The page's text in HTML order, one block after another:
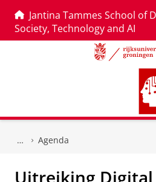
Jantina Tammes School of
Society, Technology and AI
Agenda
Uitreiking Digital